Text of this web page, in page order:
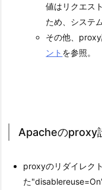
値はリクエス
ため、システ
その他、proxy
ント を参照。
Apacheのproxy
proxyのリダイレク
た